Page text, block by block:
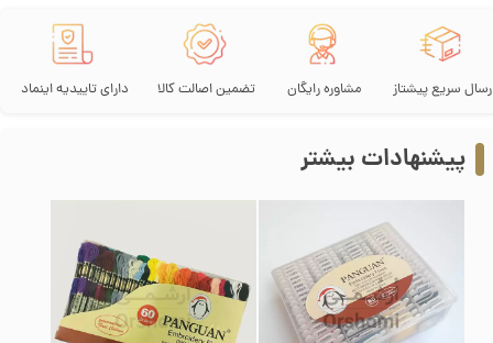
تضمین اصالت کالا مشاوره رایگان سریع پیشتاز دارای تاییدیه اینماد
پیشنهادات بیشتر